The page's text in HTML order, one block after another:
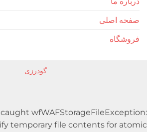
اصلی
: Uncaught
to verify temporary file contents for